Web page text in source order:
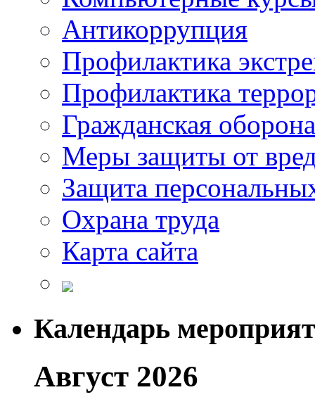
Антикоррупция
Профилактика
Профилактика
Гражданская оборона
Меры защиты от
Защита
Охрана труда
Карта сайта
Календарь
Август 2026